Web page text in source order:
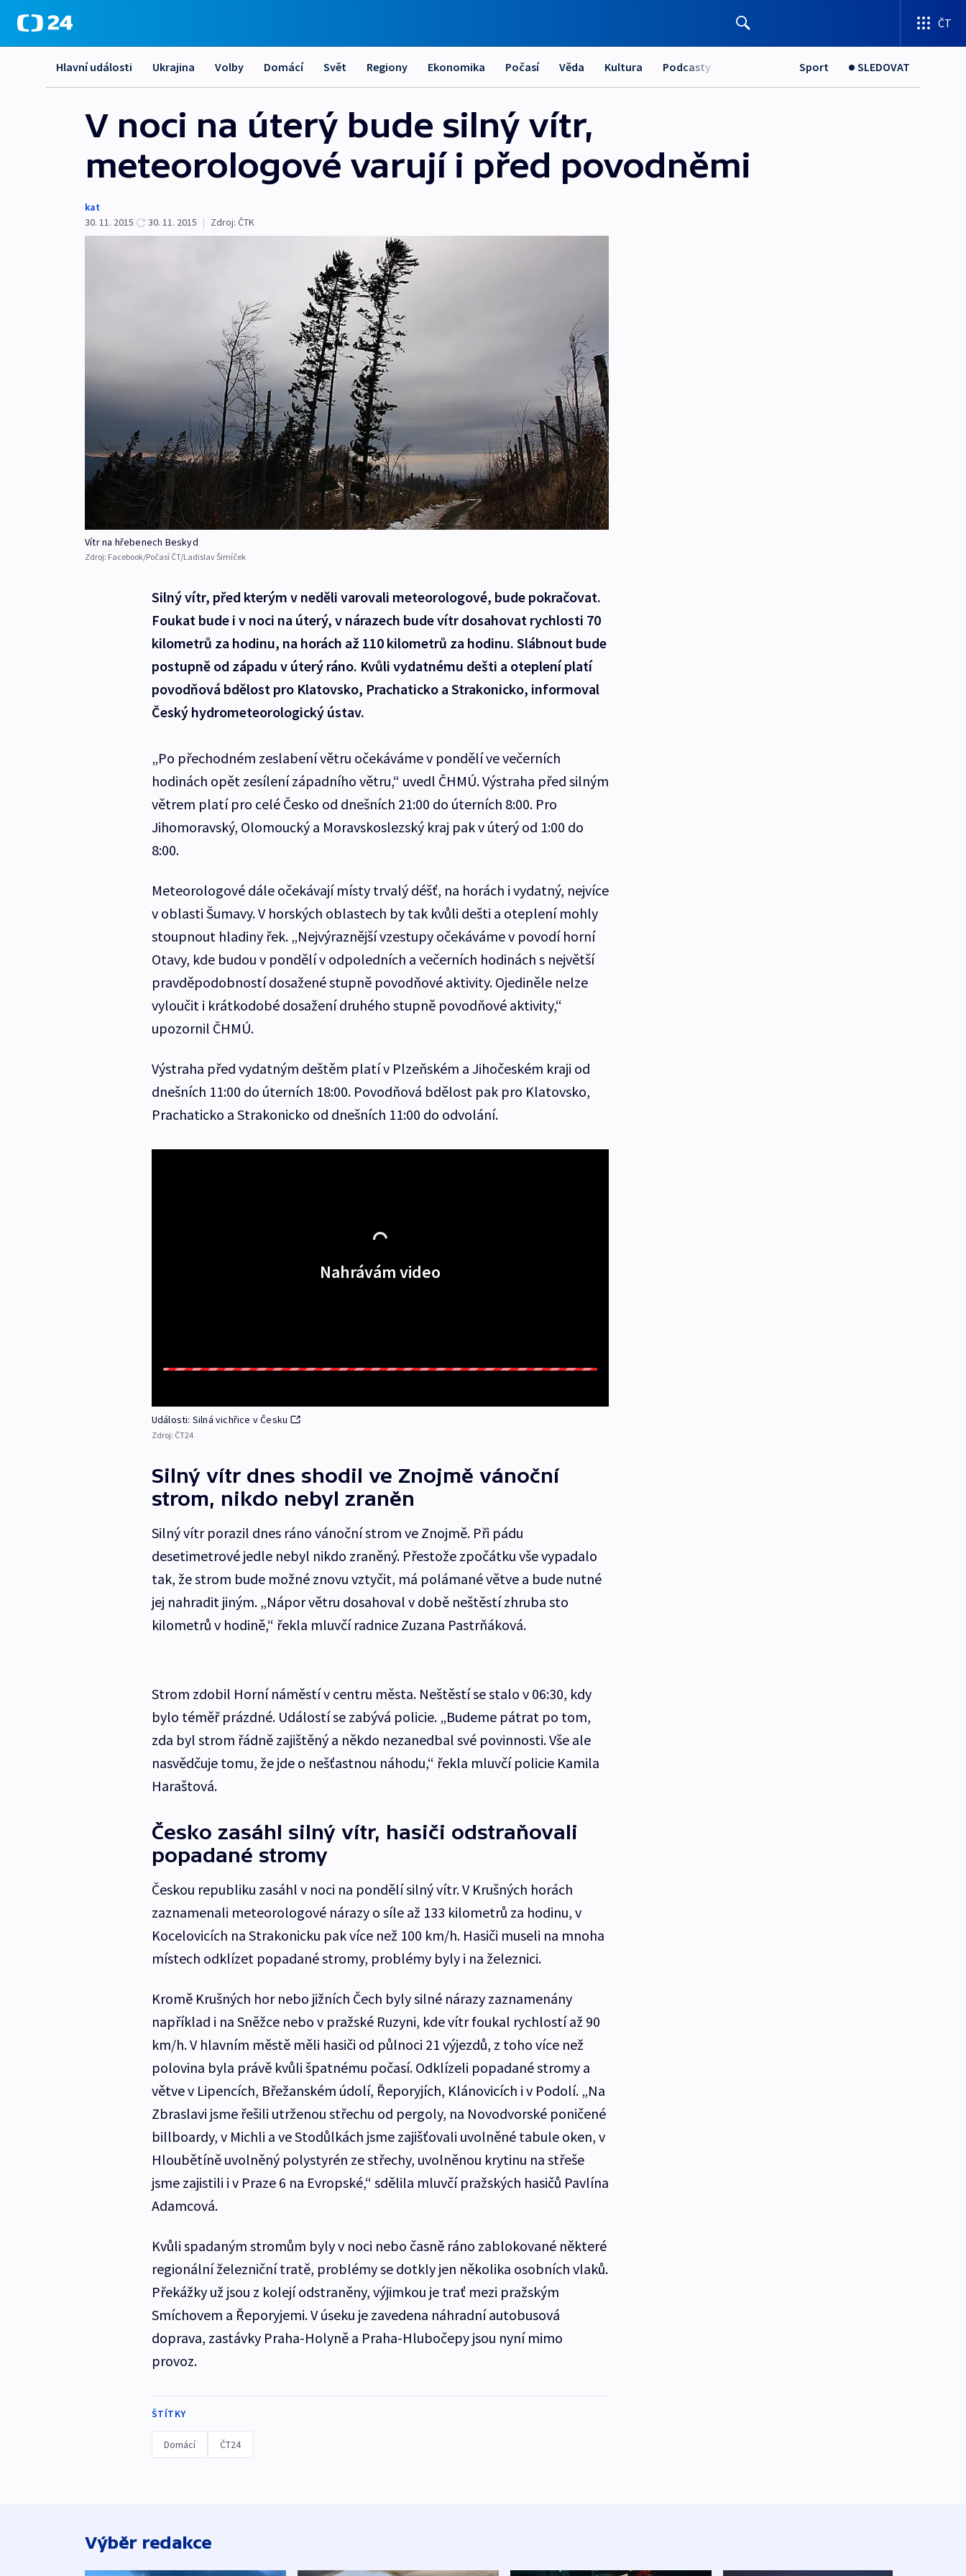
ČT
Hlavní události Ukrajina Volby Domácí Svět Regiony Ekonomika Počasí Věda Kultura Podcasty Sport SLEDOVAT
V noci na úterý bude silný vítr,
meteorologové varují i před povodněmi
kat
30. 11. 2015
30. 11. 2015 | Zdroj: ČTK
Vítr na hřebenech Beskyd
Zdroj: Facebook/Počasí ČT/Ladislav Šimíček
Silný vítr, před kterým v neděli varovali meteorologové, bude pokračovat.
Foukat bude i v noci na úterý, v nárazech bude vítr dosahovat rychlosti 70
kilometrů za hodinu, na horách až 110 kilometrů za hodinu. Slábnout bude
postupně od západu v úterý ráno. Kvůli vydatnému dešti a oteplení platí
povodňová bdělost pro Klatovsko, Prachaticko a Strakonicko, informoval
Český hydrometeorologický ústav.
„Po přechodném zeslabení větru očekáváme v pondělí ve večerních
hodinách opět zesílení západního větru,“ uvedl ČHMÚ. Výstraha před silným
větrem platí pro celé Česko od dnešních 21:00 do úterních 8:00. Pro
Jihomoravský, Olomoucký a Moravskoslezský kraj pak v úterý od 1:00 do
8:00.
Meteorologové dále očekávají místy trvalý déšť, na horách i vydatný, nejvíce
v oblasti Šumavy. V horských oblastech by tak kvůli dešti a oteplení mohly
stoupnout hladiny řek. „Nejvýraznější vzestupy očekáváme v povodí horní
Otavy, kde budou v pondělí v odpoledních a večerních hodinách s největší
pravděpodobností dosažené stupně povodňové aktivity. Ojediněle nelze
vyloučit i krátkodobé dosažení druhého stupně povodňové aktivity,“
upozornil ČHMÚ.
Výstraha před vydatným deštěm platí v Plzeňském a Jihočeském kraji od
dnešních 11:00 do úterních 18:00. Povodňová bdělost pak pro Klatovsko,
Prachaticko a Strakonicko od dnešních 11:00 do odvolání.
Nahrávám video
Události: Silná vichřice v Česku
Zdroj: ČT24
Silný vítr dnes shodil ve Znojmě vánoční
strom, nikdo nebyl zraněn
Silný vítr porazil dnes ráno vánoční strom ve Znojmě. Při pádu
desetimetrové jedle nebyl nikdo zraněný. Přestože zpočátku vše vypadalo
tak, že strom bude možné znovu vztyčit, má polámané větve a bude nutné
jej nahradit jiným. „Nápor větru dosahoval v době neštěstí zhruba sto
kilometrů v hodině,“ řekla mluvčí radnice Zuzana Pastrňáková.
Strom zdobil Horní náměstí v centru města. Neštěstí se stalo v 06:30, kdy
bylo téměř prázdné. Událostí se zabývá policie. „Budeme pátrat po tom,
zda byl strom řádně zajištěný a někdo nezanedbal své povinnosti. Vše ale
nasvědčuje tomu, že jde o nešťastnou náhodu,“ řekla mluvčí policie Kamila
Haraštová.
Česko zasáhl silný vítr, hasiči odstraňovali
popadané stromy
Českou republiku zasáhl v noci na pondělí silný vítr. V Krušných horách
zaznamenali meteorologové nárazy o síle až 133 kilometrů za hodinu, v
Kocelovicích na Strakonicku pak více než 100 km/h. Hasiči museli na mnoha
místech odklízet popadané stromy, problémy byly i na železnici.
Kromě Krušných hor nebo jižních Čech byly silné nárazy zaznamenány
například i na Sněžce nebo v pražské Ruzyni, kde vítr foukal rychlostí až 90
km/h. V hlavním městě měli hasiči od půlnoci 21 výjezdů, z toho více než
polovina byla právě kvůli špatnému počasí. Odklízeli popadané stromy a
větve v Lipencích, Břežanském údolí, Řeporyjích, Klánovicích i v Podolí. „Na
Zbraslavi jsme řešili utrženou střechu od pergoly, na Novodvorské poničené
billboardy, v Michli a ve Stodůlkách jsme zajišťovali uvolněné tabule oken, v
Hloubětíně uvolněný polystyrén ze střechy, uvolněnou krytinu na střeše
jsme zajistili i v Praze 6 na Evropské,“ sdělila mluvčí pražských hasičů Pavlína
Adamcová.
Kvůli spadaným stromům byly v noci nebo časně ráno zablokované některé
regionální železniční tratě, problémy se dotkly jen několika osobních vlaků.
Překážky už jsou z kolejí odstraněny, výjimkou je trať mezi pražským
Smíchovem a Řeporyjemi. V úseku je zavedena náhradní autobusová
doprava, zastávky Praha-Holyně a Praha-Hlubočepy jsou nyní mimo
provoz.
ŠTÍTKY
Domácí ČT24
Výběr redakce